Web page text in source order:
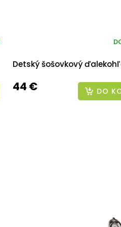
Detský šošovkový
44 € DO